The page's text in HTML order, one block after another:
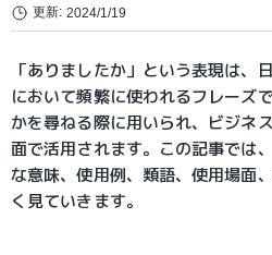
更新: 2024/1/19
「ありましたか」という表現は、
において頻繁に使われるフレーズ
かを尋ねる際に用いられ、ビジネ
面で活用されます。この記事では
な意味、使用例、類語、使用場面
く見ていきます。